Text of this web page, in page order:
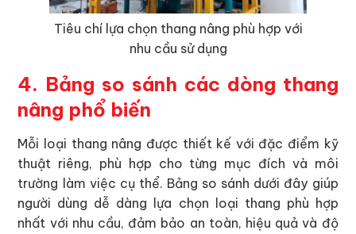
Tiêu chí lựa chọn thang nâng phù hợp với
nhu cầu sử dụng
4. Bảng so sánh các dòng thang
nâng phổ biến
Mỗi loại thang nâng được thiết kế với đặc điểm kỹ
thuật riêng, phù hợp cho từng mục đích và môi
trường làm việc cụ thể. Bảng so sánh dưới đây giúp
người dùng dễ dàng lựa chọn loại thang phù hợp
nhất với nhu cầu, đảm bảo an toàn, hiệu quả và độ